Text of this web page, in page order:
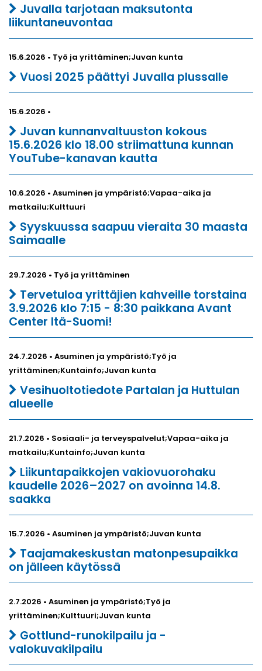
Juvalla tarjotaan maksutonta
liikuntaneuvontaa
15.6.2026 • Työ ja yrittäminen;Juvan kunta
Vuosi 2025 päättyi Juvalla plussalle
15.6.2026 •
Juvan kunnanvaltuuston kokous
15.6.2026 klo 18.00 striimattuna kunnan
YouTube-kanavan kautta
10.6.2026 • Asuminen ja ympäristö;Vapaa-aika ja
matkailu;Kulttuuri
Syyskuussa saapuu vieraita 30 maasta
Saimaalle
29.7.2026 • Työ ja yrittäminen
Tervetuloa yrittäjien kahveille torstaina
3.9.2026 klo 7:15 - 8:30 paikkana Avant
Center Itä-Suomi!
24.7.2026 • Asuminen ja ympäristö;Työ ja
yrittäminen;Kuntainfo;Juvan kunta
Vesihuoltotiedote Partalan ja Huttulan
alueelle
21.7.2026 • Sosiaali- ja terveyspalvelut;Vapaa-aika ja
matkailu;Kuntainfo;Juvan kunta
Liikuntapaikkojen vakiovuorohaku
kaudelle 2026–2027 on avoinna 14.8.
saakka
15.7.2026 • Asuminen ja ympäristö;Juvan kunta
Taajamakeskustan matonpesupaikka
on jälleen käytössä
2.7.2026 • Asuminen ja ympäristö;Työ ja
yrittäminen;Kulttuuri;Juvan kunta
Gottlund-runokilpailu ja -
valokuvakilpailu